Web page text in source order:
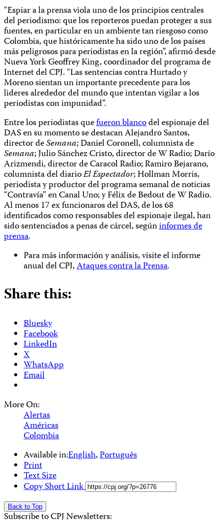
“Espiar a la prensa viola uno de los principios centrales
del periodismo: que los reporteros puedan proteger a sus
fuentes, en particular en un ambiente tan riesgoso como
Colombia, que históricamente ha sido uno de los países
más peligrosos para periodistas en la región”, afirmó desde
Nueva York Geoffrey King, coordinador del programa de
Internet del CPJ. “Las sentencias contra Hurtado y
Moreno sientan un importante precedente para los
lideres alrededor del mundo que intentan vigilar a los
periodistas con impunidad”.
Entre los periodistas quefueron blancodel espionaje del
DAS en su momento se destacan Alejandro Santos,
director deSemana; Daniel Coronell, columnista de
Semana; Julio Sánchez Cristo, director de W Radio; Darío
Arizmendi, director de Caracol Radio; Ramiro Bejarano,
columnista del diarioEl Espectador; Hollman Morris,
periodista y productor del programa semanal de noticias
“Contravía” en Canal Uno; y Félix de Bedout de W Radio.
Al menos 17 ex funcionaros del DAS, de los 68
identificados como responsables del espionaje ilegal, han
sido sentenciados a penas de cárcel, segúninformes de
prensa.
Para más información y análisis, visite el informe
anual del CPJ,Ataques contra la Prensa.
Share this:
Bluesky
Facebook
LinkedIn
X
WhatsApp
Email
More On:
Alertas
Américas
Colombia
Available in:English,Português
Print
Text Size
Copy Short Link
Back to Top